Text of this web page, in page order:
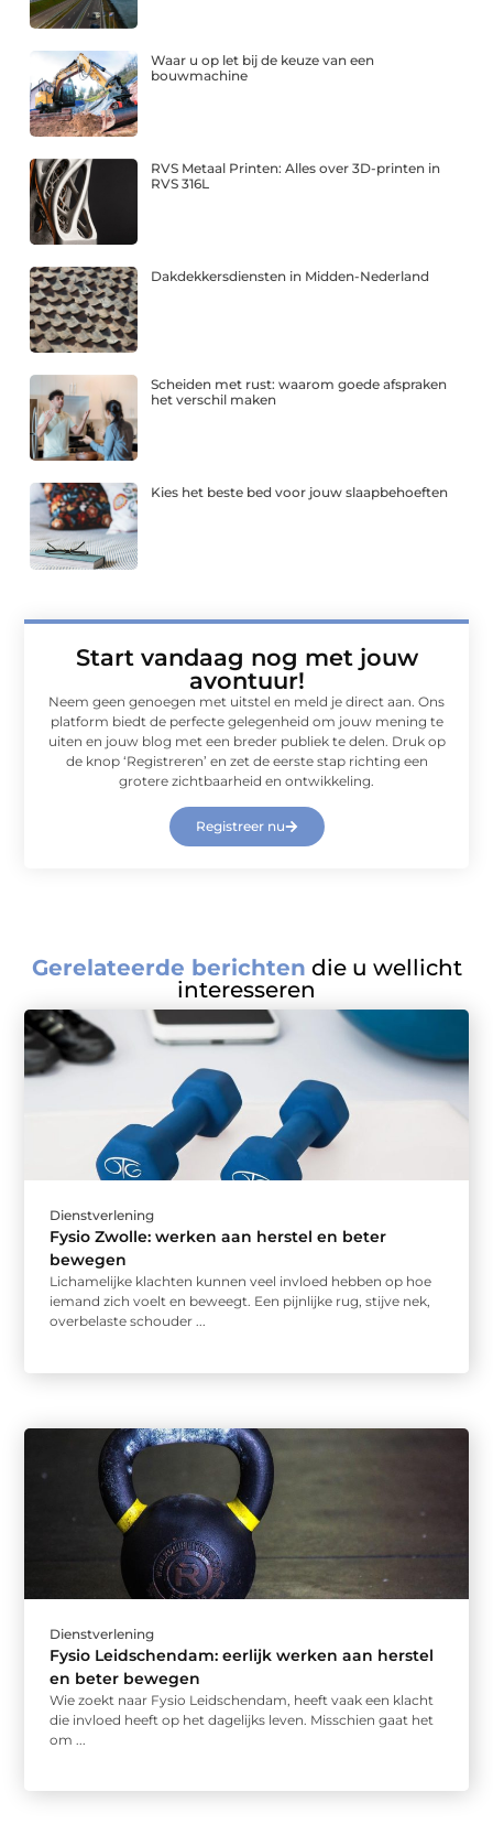
Waar u op let bij de keuze van een
bouwmachine
RVS Metaal Printen: Alles over 3D-printen in
RVS 316L
Dakdekkersdiensten in Midden-Nederland
Scheiden met rust: waarom goede afspraken
het verschil maken
Kies het beste bed voor jouw slaapbehoeften
Start vandaag nog met jouw
avontuur!
Neem geen genoegen met uitstel en meld je direct aan. Ons
platform biedt de perfecte gelegenheid om jouw mening te
uiten en jouw blog met een breder publiek te delen. Druk op
de knop ‘Registreren’ en zet de eerste stap richting een
grotere zichtbaarheid en ontwikkeling.
Registreer nu
Gerelateerde berichten die u wellicht
interesseren
Dienstverlening
Fysio Zwolle: werken aan herstel en beter
bewegen
Lichamelijke klachten kunnen veel invloed hebben op hoe
iemand zich voelt en beweegt. Een pijnlijke rug, stijve nek,
overbelaste schouder ...
Dienstverlening
Fysio Leidschendam: eerlijk werken aan herstel
en beter bewegen
Wie zoekt naar Fysio Leidschendam, heeft vaak een klacht
die invloed heeft op het dagelijks leven. Misschien gaat het
om ...